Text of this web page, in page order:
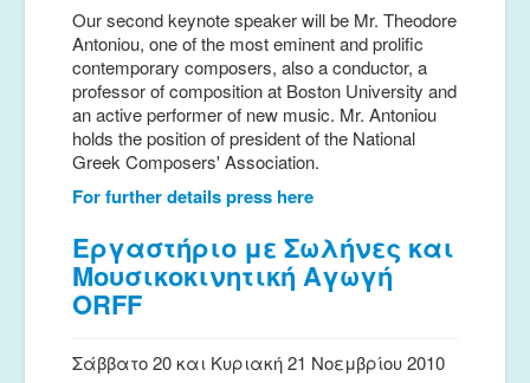
Our second keynote speaker will be Mr. Theodore
Antoniou, one of the most eminent and prolific
contemporary composers, also a conductor, a
professor of composition at Boston University and
an active performer of new music. Mr. Antoniou
holds the position of president of the National
Greek Composers' Association.
For further details press here
Εργαστήριο με Σωλήνες και
Μουσικοκινητική Αγωγή
ORFF
Σάββατο 20 και Κυριακή 21 Νοεμβρίου 2010